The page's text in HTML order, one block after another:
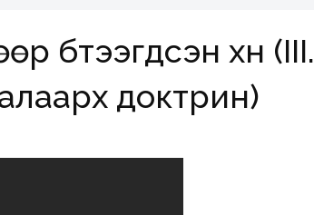
бүтээгдсэн хүн (III.
доктрин)